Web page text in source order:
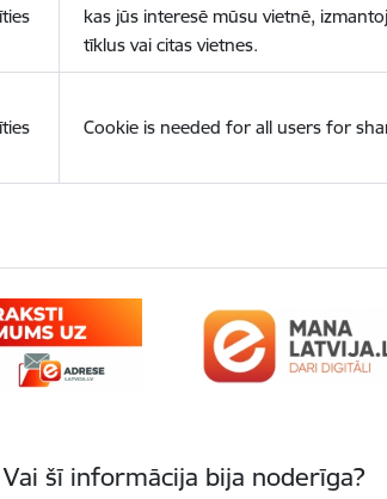
kas jūs interesē mūsu vietnē,
tīklus vai citas vietnes.
Cookie is needed for all users for
Vai šī informācija bija noderīga?